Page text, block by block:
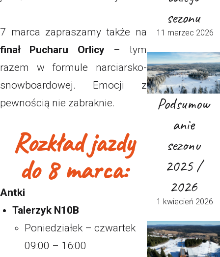
7 marca zapraszamy także na
finał Pucharu Orlicy– tym
razem w formule narciarsko-
snowboardowej. Emocji z
pewnością nie zabraknie.
Rozkład jazdy
do 8 marca:
Antki
Talerzyk N10B
Poniedziałek – czwartek
09:00 – 16:00
sezonu
11 marzec 2026
Podsumow
anie
sezonu
2025 /
2026
1 kwiecień 2026